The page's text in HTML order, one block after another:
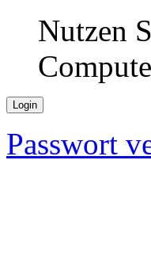
Nutzen
Passwort